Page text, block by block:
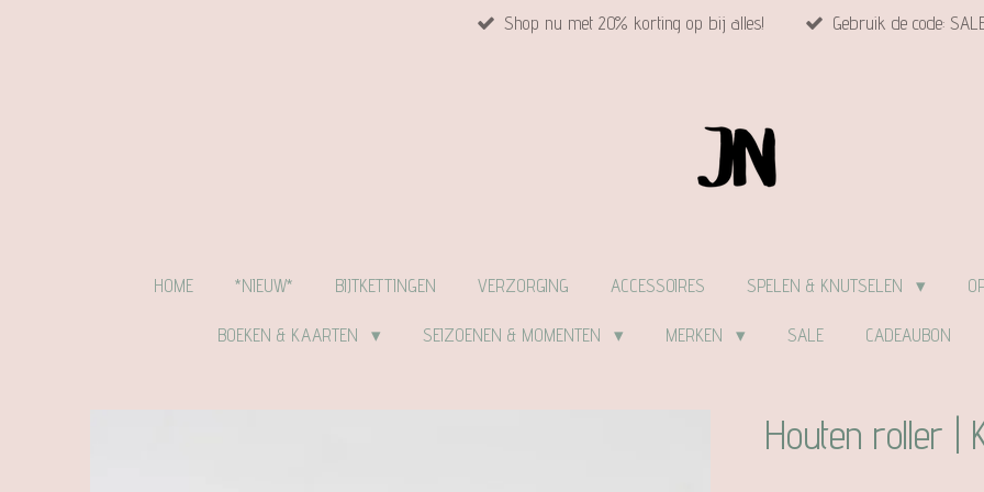
Shop nu met 20% korting op bij alles! Gebruik de code:
HOME *NIEUW* BIJTKETTINGEN VERZORGING ACCESSOIRES SPELEN & KNUTSELEN
BOEKEN & KAARTEN SEIZOENEN & MOMENTEN MERKEN SALE CADEAUBON
Houten roller |